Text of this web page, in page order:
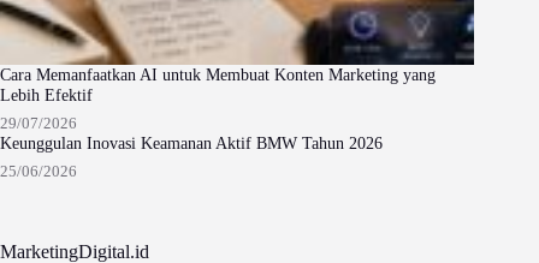
Cara Memanfaatkan AI untuk Membuat Konten Marketing yang
Lebih Efektif
29/07/2026
Keunggulan Inovasi Keamanan Aktif BMW Tahun 2026
25/06/2026
MarketingDigital.id